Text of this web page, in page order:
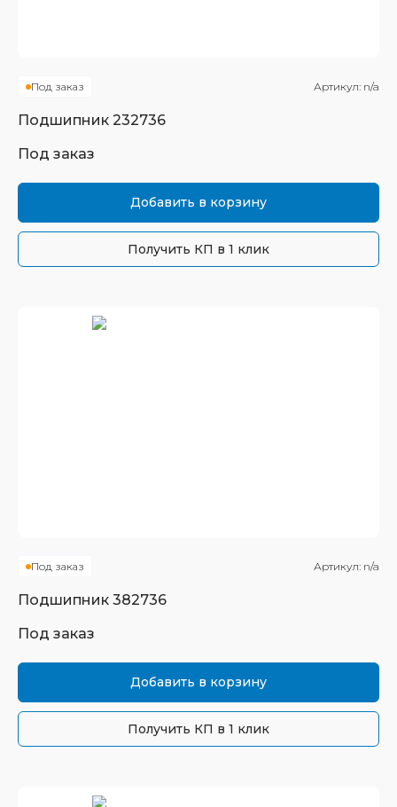
Под заказ Артикул: n/a
Подшипник 232736
Под заказ
Добавить в корзину
Получить КП в 1 клик
Под заказ Артикул: n/a
Подшипник 382736
Под заказ
Добавить в корзину
Получить КП в 1 клик